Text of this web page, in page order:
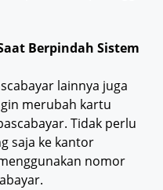
Berpindah Sistem
lainnya juga
merubah kartu
Tidak perlu
saja ke kantor
nomor